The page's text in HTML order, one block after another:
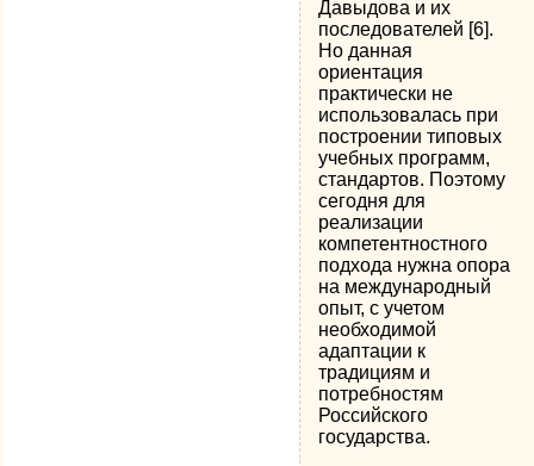
Давыдова и их
последователей [6].
Но данная
ориентация
практически не
использовалась при
построении типовых
учебных программ,
стандартов. Поэтому
сегодня для
реализации
компетентностного
подхода нужна опора
на международный
опыт, с учетом
необходимой
адаптации к
традициям и
потребностям
Российского
государства.